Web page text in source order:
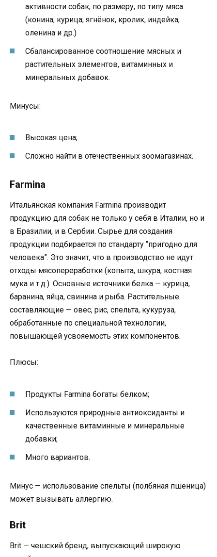
активности собак, по размеру, по типу мяса
(конина, курица, ягнёнок, кролик, индейка,
оленина и др.)
Сбалансированное соотношение мясных и
растительных элементов, витаминных и
минеральных добавок.
Минусы:
Высокая цена;
Сложно найти в отечественных зоомагазинах.
Farmina
Итальянская компания Farmina производит
продукцию для собак не только у себя в Италии, но и
в Бразилии, и в Сербии. Сырье для создания
продукции подбирается по стандарту “пригодно для
человека”. Это значит, что в производство не идут
отходы мясопереработки (копыта, шкура, костная
мука и т.д.). Основные источники белка — курица,
баранина, яйца, свинина и рыба. Растительные
составляющие — овес, рис, спельта, кукуруза,
обработанные по специальной технологии,
повышающей усвояемость этих компонентов.
Плюсы:
Продукты Farmina богаты белком;
Используются природные антиоксиданты и
качественные витаминные и минеральные
добавки;
Много вариантов.
Минус — использование спельты (полбяная пшеница)
может вызывать аллергию.
Brit
Brit — чешский бренд, выпускающий широкую